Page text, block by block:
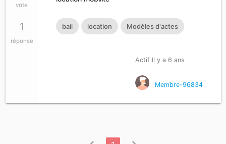
vote
1
réponse
bail location Modèles d'actes
Actif Il y a 6 ans
Membre-96834